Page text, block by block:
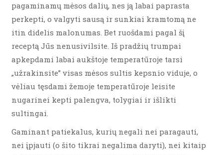
pagaminamų mėsos dalių, nes ją labai paprasta
perkepti, o valgyti sausą ir sunkiai kramtomą ne
itin didelis malonumas. Bet ruošdami pagal šį
receptą Jūs nenusivilsite. Iš pradžių trumpai
apkepdami labai aukštoje temperatūroje tarsi
„užrakinsite” visas mėsos sultis kepsnio viduje, o
vėliau tęsdami žemoje temperatūroje leisite
nugarinei kepti palengva, tolygiai ir išlikti
sultingai.
Gaminant patiekalus, kurių negali nei paragauti,
nei įpjauti (o šito tikrai negalima daryti), nei kitaip